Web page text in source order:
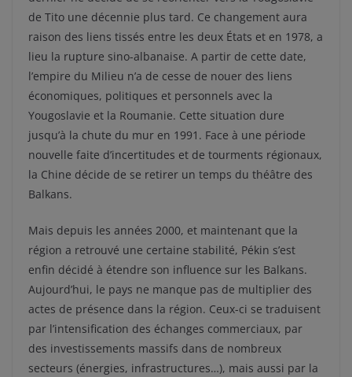
de Tito une décennie plus tard. Ce changement aura
raison des liens tissés entre les deux États et en 1978, a
lieu la rupture sino-albanaise. A partir de cette date,
l’empire du Milieu n’a de cesse de nouer des liens
économiques, politiques et personnels avec la
Yougoslavie et la Roumanie. Cette situation dure
jusqu’à la chute du mur en 1991. Face à une période
nouvelle faite d’incertitudes et de tourments régionaux,
la Chine décide de se retirer un temps du théâtre des
Balkans.
Mais depuis les années 2000, et maintenant que la
région a retrouvé une certaine stabilité, Pékin s’est
enfin décidé à étendre son influence sur les Balkans.
Aujourd’hui, le pays ne manque pas de multiplier des
actes de présence dans la région. Ceux-ci se traduisent
par l’intensification des échanges commerciaux, par
des investissements massifs dans de nombreux
secteurs (énergies, infrastructures…), mais aussi par la